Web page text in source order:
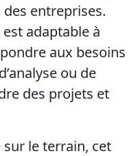
entreprises.
adaptable à
aux besoins
ou de
des projets et
le terrain, cet